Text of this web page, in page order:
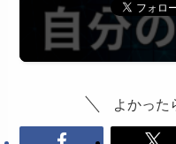
よかった